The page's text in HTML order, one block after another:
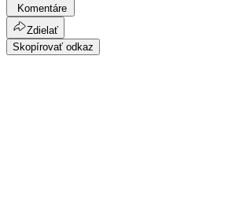
Komentáre
Zdielať
Skopírovať odkaz